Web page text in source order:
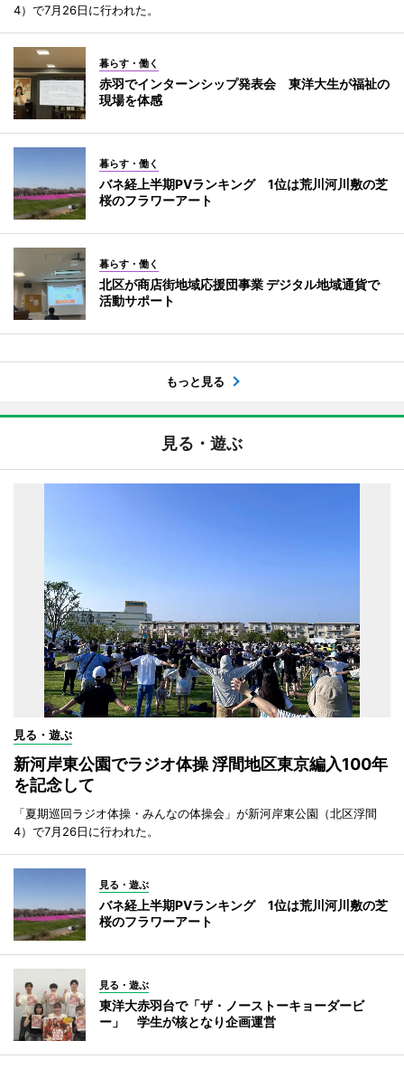
4）で7月26日に行われた。
暮らす・働く
赤羽でインターンシップ発表会 東洋大生が福祉の
現場を体感
暮らす・働く
バネ経上半期PVランキング 1位は荒川河川敷の芝
桜のフラワーアート
暮らす・働く
北区が商店街地域応援団事業 デジタル地域通貨で
活動サポート
もっと見る
見る・遊ぶ
見る・遊ぶ
新河岸東公園でラジオ体操 浮間地区東京編入100年
を記念して
「夏期巡回ラジオ体操・みんなの体操会」が新河岸東公園（北区浮間
4）で7月26日に行われた。
見る・遊ぶ
バネ経上半期PVランキング 1位は荒川河川敷の芝
桜のフラワーアート
見る・遊ぶ
東洋大赤羽台で「ザ・ノーストーキョーダービ
ー」 学生が核となり企画運営